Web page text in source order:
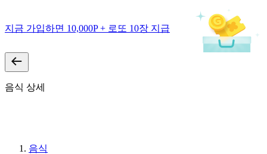
지금 가입하면 10,000P + 로또 10장 지급
음식 상세
음식